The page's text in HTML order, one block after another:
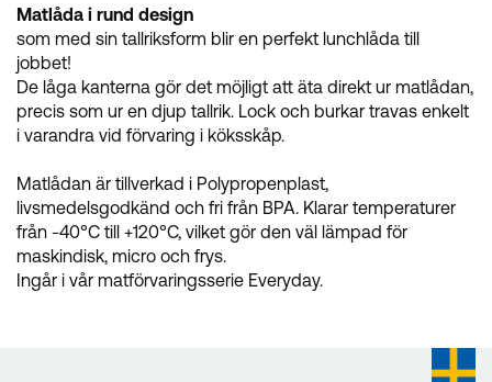
Matlåda i rund design
som med sin tallriksform blir en perfekt lunchlåda till
jobbet!
De låga kanterna gör det möjligt att äta direkt ur matlådan,
precis som ur en djup tallrik. Lock och burkar travas enkelt
i varandra vid förvaring i köksskåp.
Matlådan är tillverkad i Polypropenplast,
livsmedelsgodkänd och fri från BPA. Klarar temperaturer
från -40°C till +120°C, vilket gör den väl lämpad för
maskindisk, micro och frys.
Ingår i vår matförvaringsserie Everyday.